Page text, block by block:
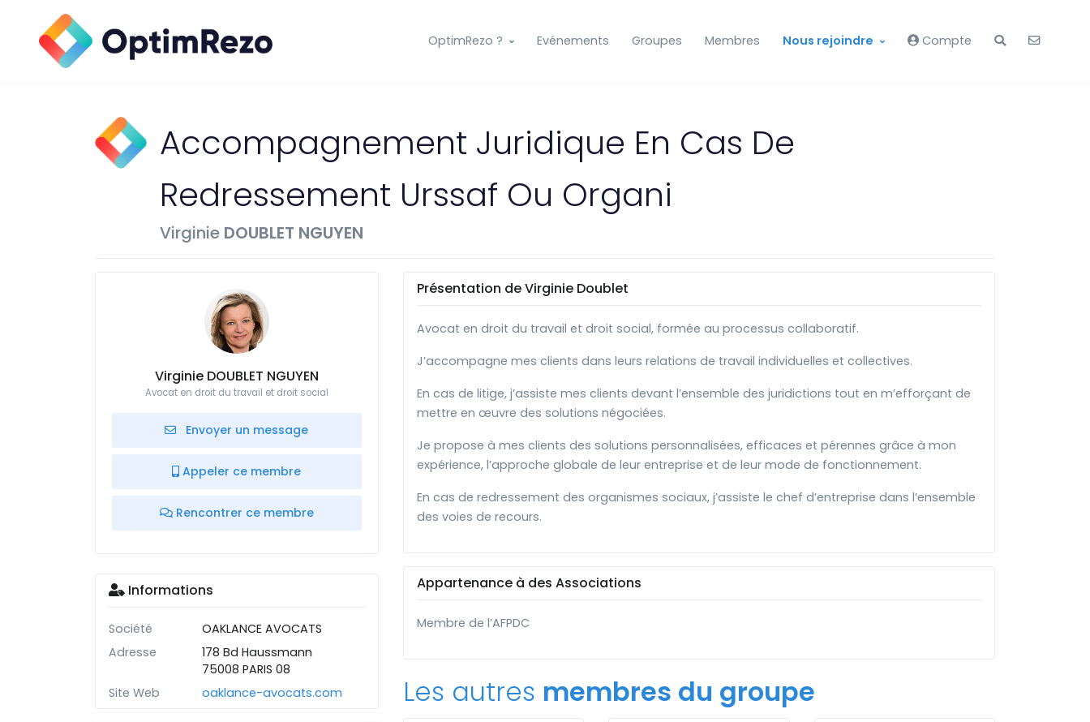
OptimRezo ? Evénements Groupes Membres Nous rejoindre Compte
Accompagnement Juridique En Cas De
Redressement Urssaf Ou Organi
Virginie DOUBLET NGUYEN
Virginie DOUBLET NGUYEN
Avocat en droit du travail et droit social
Envoyer un message
Appeler ce membre
Rencontrer ce membre
Informations
Société
OAKLANCE AVOCATS
Adresse
178 Bd Haussmann
75008 PARIS 08
Site Web
oaklance-avocats.com
Présentation de Virginie Doublet
Avocat en droit du travail et droit social, formée au processus collaboratif.
J’accompagne mes clients dans leurs relations de travail individuelles et collectives.
En cas de litige, j’assiste mes clients devant l’ensemble des juridictions tout en m’efforçant de
mettre en œuvre des solutions négociées.
Je propose à mes clients des solutions personnalisées, efficaces et pérennes grâce à mon
expérience, l’approche globale de leur entreprise et de leur mode de fonctionnement.
En cas de redressement des organismes sociaux, j’assiste le chef d’entreprise dans l’ensemble
des voies de recours.
Appartenance à des Associations
Membre de l’AFPDC
Les autres membres du groupe